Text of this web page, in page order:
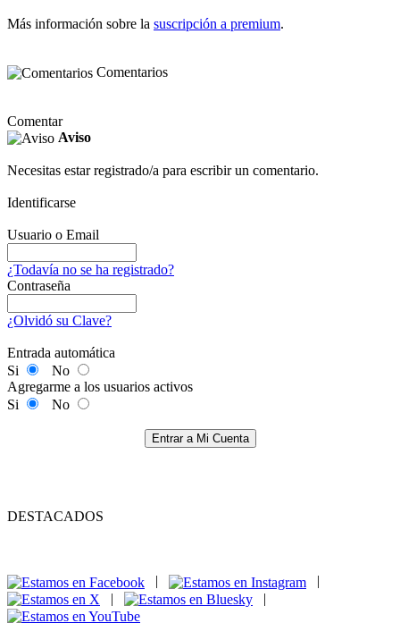
Más información sobre la suscripción a premium.
Comentarios
Comentar
Aviso
Necesitas estar registrado/a para escribir un comentario.
Identificarse
Usuario o Email
¿Todavía no se ha registrado?
Contraseña
¿Olvidó su Clave?
Entrada automática
Si
No
Agregarme a los usuarios activos
Si
No
Entrar a Mi Cuenta
DESTACADOS
|
|